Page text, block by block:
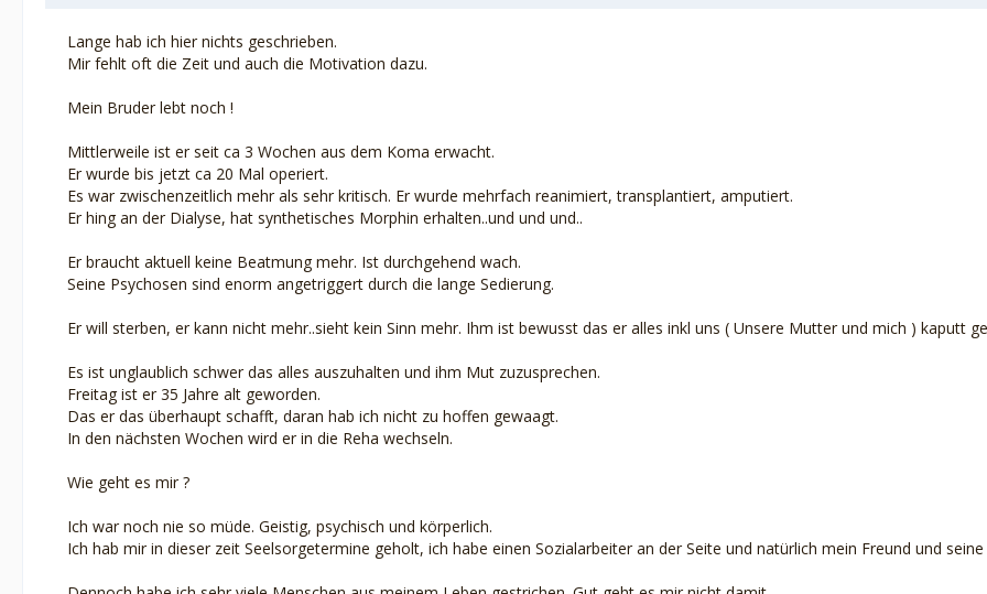
Lange hab ich hier nichts geschrieben.
Mir fehlt oft die Zeit und auch die Motivation dazu.
Mein Bruder lebt noch !
Mittlerweile ist er seit ca 3 Wochen aus dem Koma erwacht.
Er wurde bis jetzt ca 20 Mal operiert.
Es war zwischenzeitlich mehr als sehr kritisch. Er wurde mehrfach reanimiert, transplantiert, amputiert.
Er hing an der Dialyse, hat synthetisches Morphin erhalten..und und und..
Er braucht aktuell keine Beatmung mehr. Ist durchgehend wach.
Seine Psychosen sind enorm angetriggert durch die lange Sedierung.
Er will sterben, er kann nicht mehr..sieht kein Sinn mehr. Ihm ist bewusst das er alles inkl uns ( Unsere Mutter und mich ) kaputt
Es ist unglaublich schwer das alles auszuhalten und ihm Mut zuzusprechen.
Freitag ist er 35 Jahre alt geworden.
Das er das überhaupt schafft, daran hab ich nicht zu hoffen gewaagt.
In den nächsten Wochen wird er in die Reha wechseln.
Wie geht es mir ?
Ich war noch nie so müde. Geistig, psychisch und körperlich.
Ich hab mir in dieser zeit Seelsorgetermine geholt, ich habe einen Sozialarbeiter an der Seite und natürlich mein Freund und seine